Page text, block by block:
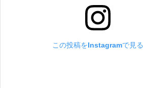
この投稿をInstagramで見る